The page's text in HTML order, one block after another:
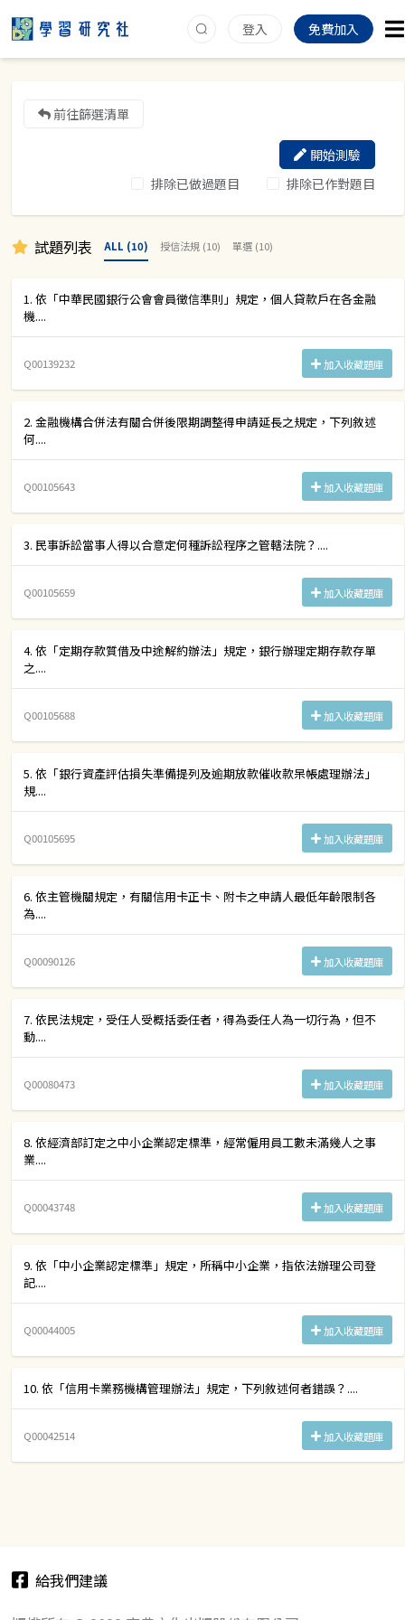
登入 免費加入
前往篩選清單
排除已做過題目 排除已作對題目
開始測驗
試題列表 ALL (10) 授信法規 (10) 單選 (10)
1. 依「中華民國銀行公會會員徵信準則」規定，個人貸款戶在各金融
機....
Q00139232 加入收藏題庫
2. 金融機構合併法有關合併後限期調整得申請延長之規定，下列敘述
何....
Q00105643 加入收藏題庫
3. 民事訴訟當事人得以合意定何種訴訟程序之管轄法院？....
Q00105659 加入收藏題庫
4. 依「定期存款質借及中途解約辦法」規定，銀行辦理定期存款存單
之....
Q00105688 加入收藏題庫
5. 依「銀行資產評估損失準備提列及逾期放款催收款呆帳處理辦法」
規....
Q00105695 加入收藏題庫
6. 依主管機關規定，有關信用卡正卡、附卡之申請人最低年齡限制各
為....
Q00090126 加入收藏題庫
7. 依民法規定，受任人受概括委任者，得為委任人為一切行為，但不
動....
Q00080473 加入收藏題庫
8. 依經濟部訂定之中小企業認定標準，經常僱用員工數未滿幾人之事
業....
Q00043748 加入收藏題庫
9. 依「中小企業認定標準」規定，所稱中小企業，指依法辦理公司登
記....
Q00044005 加入收藏題庫
10. 依「信用卡業務機構管理辦法」規定，下列敘述何者錯誤？....
Q00042514 加入收藏題庫
給我們建議